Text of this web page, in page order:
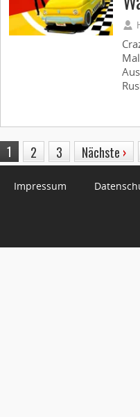
1 2 3 Nächste ›
Impressum